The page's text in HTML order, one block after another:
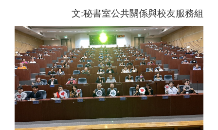
文:秘書室公共關係與校友服務組